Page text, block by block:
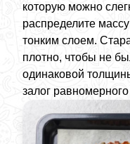
которую можно
распределите
тонким слоем.
плотно, чтобы не
одинаковой
залог